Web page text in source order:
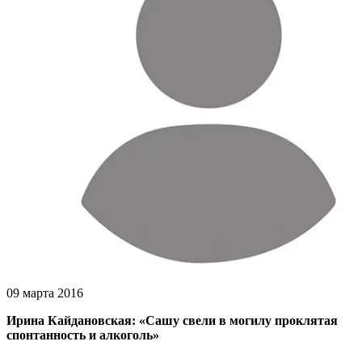
09 марта 2016
Ирина Кайдановская: «Сашу свели в могилу проклятая
спонтанность и алкоголь»